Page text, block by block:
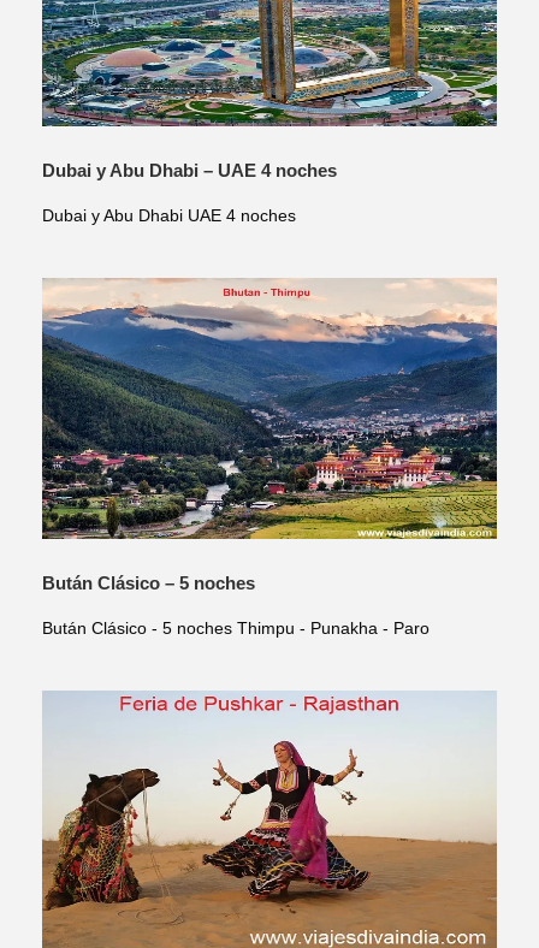
Dubai y Abu Dhabi – UAE 4 noches
Dubai y Abu Dhabi UAE 4 noches
Bután Clásico – 5 noches
Bután Clásico - 5 noches Thimpu - Punakha - Paro